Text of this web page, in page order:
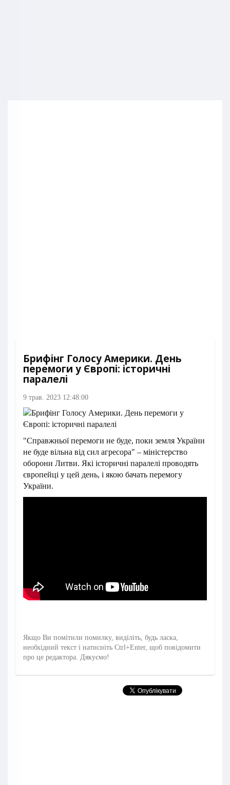
Брифінг Голосу Америки. День
перемоги у Європі: історичні
паралелі
9 трав. 2023 12:48:00
"Справжньої перемоги не буде, поки земля України
не буде вільна від сил агресора" – міністерство
оборони Литви. Які історичні паралелі проводять
європейці у цей день, і якою бачать перемогу
України.
Якщо Ви помітили помилку, виділіть, будь ласка,
необхідний текст і натисніть Ctrl+Enter, щоб повідомити
про це редактора. Дякуємо!